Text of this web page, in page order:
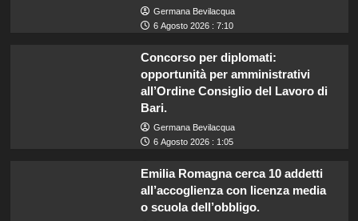
Germana Bevilacqua
6 Agosto 2026 : 7:10
Concorso per diplomati:
opportunità per amministrativi
all’Ordine Consiglio del Lavoro di
Bari.
Germana Bevilacqua
6 Agosto 2026 : 1:05
Emilia Romagna cerca 10 addetti
all’accoglienza con licenza media
o scuola dell’obbligo.